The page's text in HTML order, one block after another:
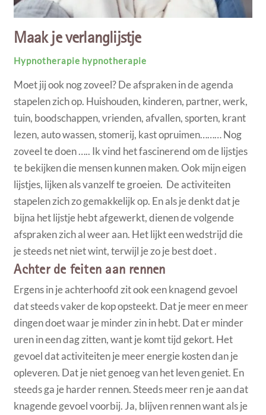
Maak je verlanglijstje
Hypnotherapie hypnotherapie
Moet jij ook nog zoveel? De afspraken in de agenda
stapelen zich op. Huishouden, kinderen, partner, werk,
tuin, boodschappen, vrienden, afvallen, sporten, krant
lezen, auto wassen, stomerij, kast opruimen……… Nog
zoveel te doen ….. Ik vind het fascinerend om de lijstjes
te bekijken die mensen kunnen maken. Ook mijn eigen
lijstjes, lijken als vanzelf te groeien. De activiteiten
stapelen zich zo gemakkelijk op. En als je denkt dat je
bijna het lijstje hebt afgewerkt, dienen de volgende
afspraken zich al weer aan. Het lijkt een wedstrijd die
je steeds net niet wint, terwijl je zo je best doet .
Achter de feiten aan rennen
Ergens in je achterhoofd zit ook een knagend gevoel
dat steeds vaker de kop opsteekt. Dat je meer en meer
dingen doet waar je minder zin in hebt. Dat er minder
uren in een dag zitten, want je komt tijd gekort. Het
gevoel dat activiteiten je meer energie kosten dan je
opleveren. Dat je niet genoeg van het leven geniet. En
steeds ga je harder rennen. Steeds meer ren je aan dat
knagende gevoel voorbij. Ja, blijven rennen want als je